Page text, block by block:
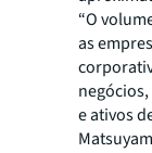
“O
as
e ativos